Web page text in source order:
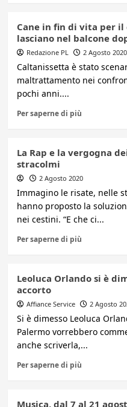
Cane in fin di vita per
lasciano nel balcone
Redazione PL 2 Agosto 2020
Caltanissetta è stato
maltrattamento nei
pochi anni....
Per saperne di più
La Rap e la vergogna
stracolmi
2 Agosto 2020
Immagino le risate, nelle
hanno proposto la
nei cestini. “E che ci...
Per saperne di più
Leoluca Orlando si è
accorto
Affiance Service 2 Agosto
Si è dimesso Leoluca
Palermo vorrebbero
anche scriverla,...
Per saperne di più
Musica, dal 7 al 21